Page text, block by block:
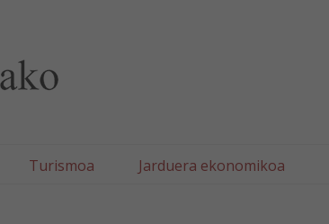
Turismoa Jarduera ekonomikoa